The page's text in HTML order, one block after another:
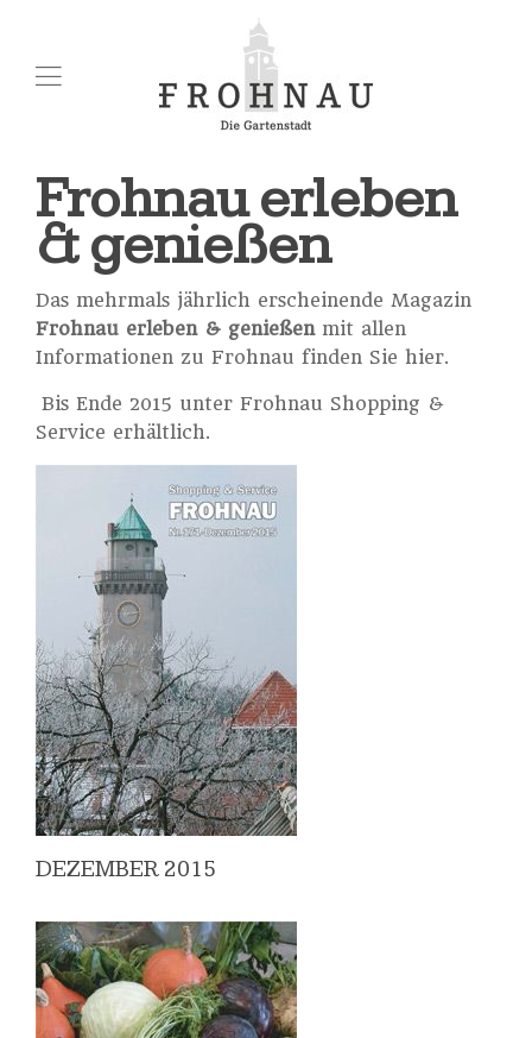
Frohnau erleben
& genießen
Das mehrmals jährlich erscheinende Magazin
Frohnau erleben & genießen mit allen
Informationen zu Frohnau finden Sie hier.
Bis Ende 2015 unter Frohnau Shopping &
Service erhältlich.
DEZEMBER 2015